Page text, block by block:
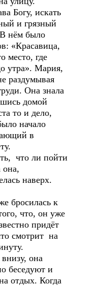
Богу, искать
и грязный
нём было
«Красавица,
место, где
утра». Мария,
раздумывая
Она знала
домой
то и дело,
начало
в
что ли пойти
она,
наверх.
бросилась к
что, он уже
придёт
смотрит на
она
беседуют и
отдых. Когда